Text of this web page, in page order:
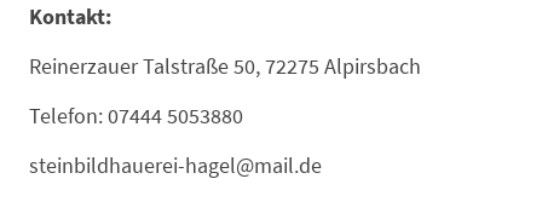
Kontakt:
Reinerzauer Talstraße 50, 72275 Alpirsbach
Telefon: 07444 5053880
steinbildhauerei-hagel@mail.de